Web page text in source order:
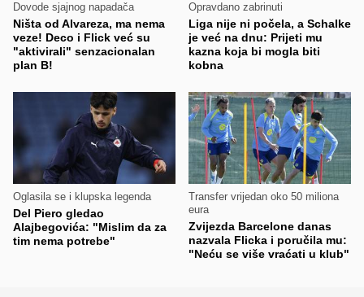
Dovode sjajnog napadača
Ništa od Alvareza, ma nema
veze! Deco i Flick već su
"aktivirali" senzacionalan
plan B!
Opravdano zabrinuti
Liga nije ni počela, a Schalke
je već na dnu: Prijeti mu
kazna koja bi mogla biti
kobna
Oglasila se i klupska legenda
Del Piero gledao
Alajbegovića: "Mislim da za
tim nema potrebe"
Transfer vrijedan oko 50 miliona
eura
Zvijezda Barcelone danas
nazvala Flicka i poručila mu:
"Neću se više vraćati u klub"